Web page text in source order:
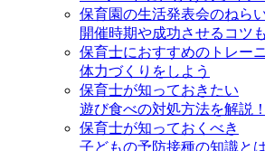
保育園の生活発表会のねら
開催時期や成功させるコツ
保育士におすすめのトレー
体力づくりをしよう
保育士が知っておきたい
遊び食べの対処方法を解説！
保育士が知っておくべき
子どもの予防接種の知識と